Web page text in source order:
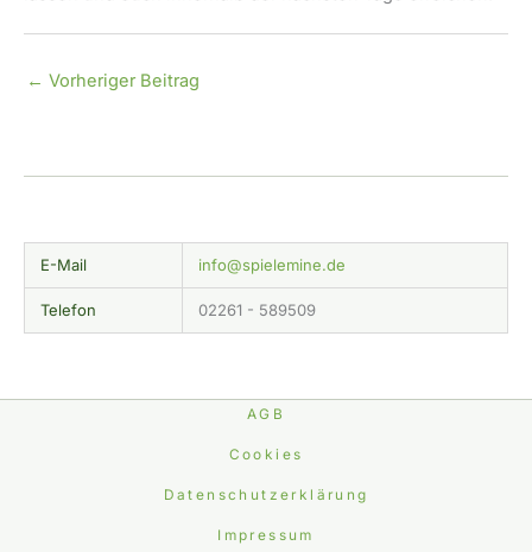
← Vorheriger Beitrag
E-Mail info@spielemine.de
Telefon 02261 - 589509
AGB
Cookies
Datenschutzerklärung
Impressum